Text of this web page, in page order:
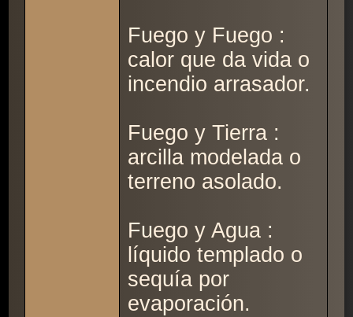
Fuego y Fuego :
calor que da vida o
incendio arrasador.
Fuego y Tierra :
arcilla modelada o
terreno asolado.
Fuego y Agua :
líquido templado o
sequía por
evaporación.